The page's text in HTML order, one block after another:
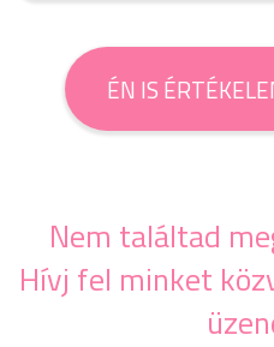
ÉN IS
Nem találtad
Hívj fel minket